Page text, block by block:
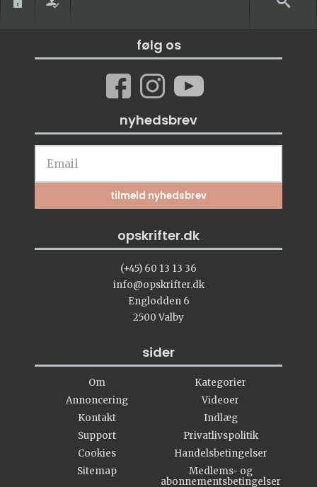
følg os
nyhedsbrev
opskrifter.dk
(+45) 60 13 13 36
info@opskrifter.dk
Englodden 6
2500 Valby
sider
Om
Annoncering
Kontakt
Support
Cookies
Sitemap
Kategorier
Videoer
Indlæg
Privatlivspolitik
Handelsbetingelser
Medlems- og
abonnementsbetingelser